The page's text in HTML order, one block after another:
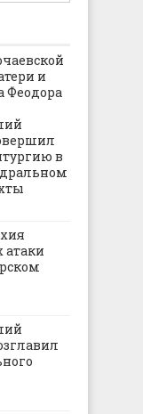
и
Феодора
в
атаки